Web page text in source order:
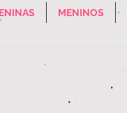
MENINOS